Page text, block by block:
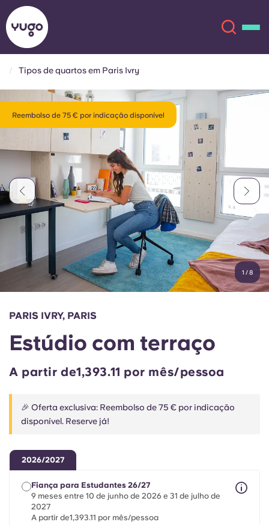
Sobre
Localizações
Mais
Conta Língua
English (GB)
Chinese
Español
Català
Selecione um país
Reservar agora
English (GB)
English (US)
Chinese Español
Català Deutsch
Italian French
Portuguese
Tipos de quartos em Paris Ivry
Reembolso de 75 € por indicação disponível
1 /8
PARIS IVRY, PARIS
Estúdio com terraço
A partir de1,393.11 por mês/pessoa
🎉 Oferta exclusiva: Reembolso de 75 € por indicação
disponível. Reserve já!
2026/2027
Fiança para Estudantes 26/27
9 meses entre 10 de junho de 2026 e 31 de julho de
2027
A partir de1,393.11 por mês/pessoa